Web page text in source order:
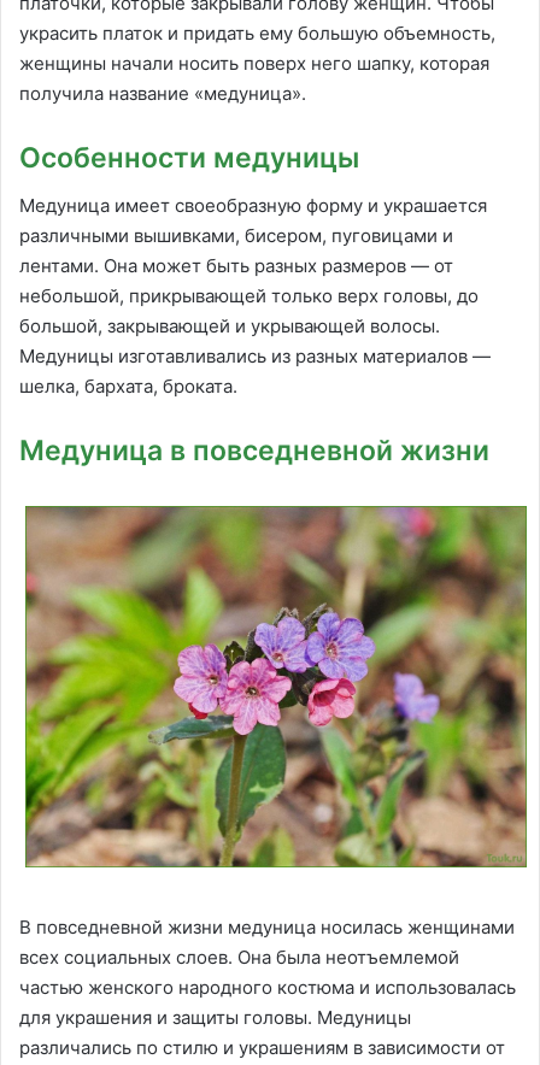
украсить платок и придать ему большую объемность,
женщины начали носить поверх него шапку, которая
получила название «медуница».
Особенности медуницы
Медуница имеет своеобразную форму и украшается
различными вышивками, бисером, пуговицами и
лентами. Она может быть разных размеров — от
небольшой, прикрывающей только верх головы, до
большой, закрывающей и укрывающей волосы.
Медуницы изготавливались из разных материалов —
шелка, бархата, броката.
Медуница в повседневной жизни
В повседневной жизни медуница носилась женщинами
всех социальных слоев. Она была неотъемлемой
частью женского народного костюма и использовалась
для украшения и защиты головы. Медуницы
различались по стилю и украшениям в зависимости от